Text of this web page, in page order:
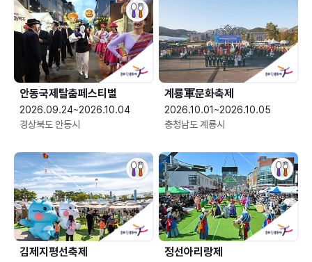
안동국제탈춤페스티벌
2026.09.24~2026.10.04
경상북도 안동시
2026.10.01~2026.10.05
충청남도 계룡시
김제지평선축제 정선아리랑제